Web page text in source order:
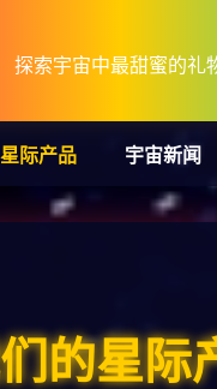
探索宇宙中最甜蜜的礼
星际产品 宇宙新闻
的星际